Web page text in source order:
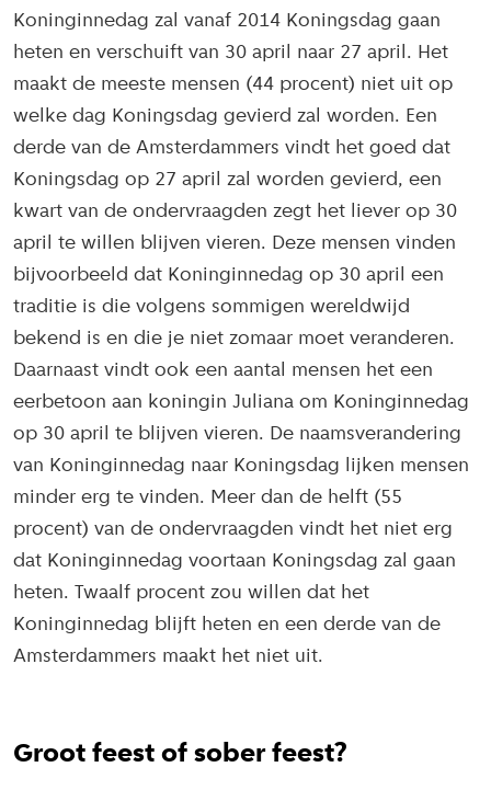
Koninginnedag zal vanaf 2014 Koningsdag gaan
heten en verschuift van 30 april naar 27 april. Het
maakt de meeste mensen (44 procent) niet uit op
welke dag Koningsdag gevierd zal worden. Een
derde van de Amsterdammers vindt het goed dat
Koningsdag op 27 april zal worden gevierd, een
kwart van de ondervraagden zegt het liever op 30
april te willen blijven vieren. Deze mensen vinden
bijvoorbeeld dat Koninginnedag op 30 april een
traditie is die volgens sommigen wereldwijd
bekend is en die je niet zomaar moet veranderen.
Daarnaast vindt ook een aantal mensen het een
eerbetoon aan koningin Juliana om Koninginnedag
op 30 april te blijven vieren. De naamsverandering
van Koninginnedag naar Koningsdag lijken mensen
minder erg te vinden. Meer dan de helft (55
procent) van de ondervraagden vindt het niet erg
dat Koninginnedag voortaan Koningsdag zal gaan
heten. Twaalf procent zou willen dat het
Koninginnedag blijft heten en een derde van de
Amsterdammers maakt het niet uit.
Groot feest of sober feest?